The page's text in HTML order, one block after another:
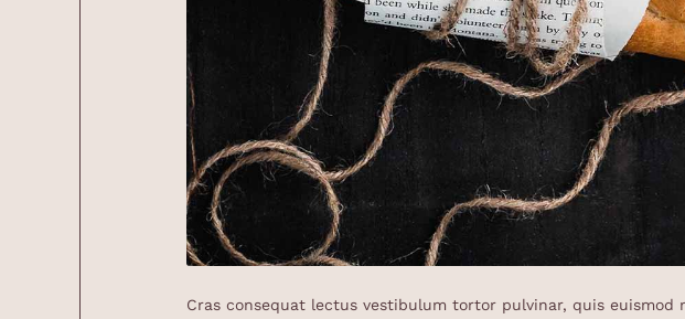
Cras consequat lectus vestibulum tortor pulvinar, quis